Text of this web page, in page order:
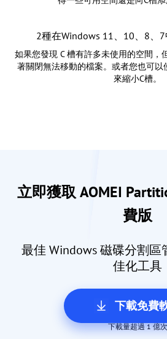
2種在Windows 11、10、8、
如果您發現 C 槽有許多未使用的空間，
著關閉無法移動的檔案。或者您也可
來縮小C槽。
立即獲取 AOMEI
費版
最佳 Windows 磁碟分割區
佳化工具
下載免費
下載量超過 1 億次